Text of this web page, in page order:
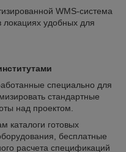
WMS-система
локациях удобных для
специально для
стандартные
над проектом.
каталоги готовых
бесплатные
расчета спецификаций